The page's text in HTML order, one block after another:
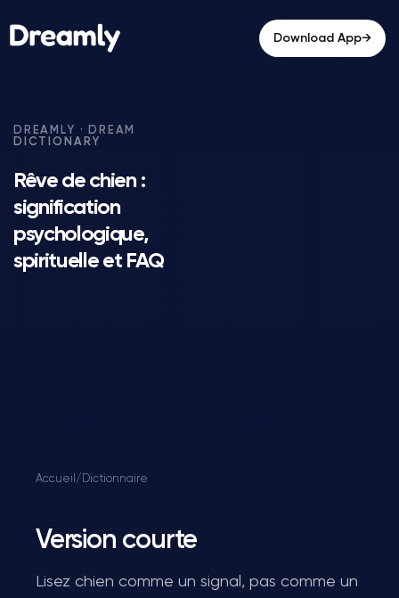
Download App→
Rêve de chien :
signification
psychologique,
spirituelle et FAQ
Accueil / Dictionnaire
Version courte
Lisez chien comme un signal, pas comme un